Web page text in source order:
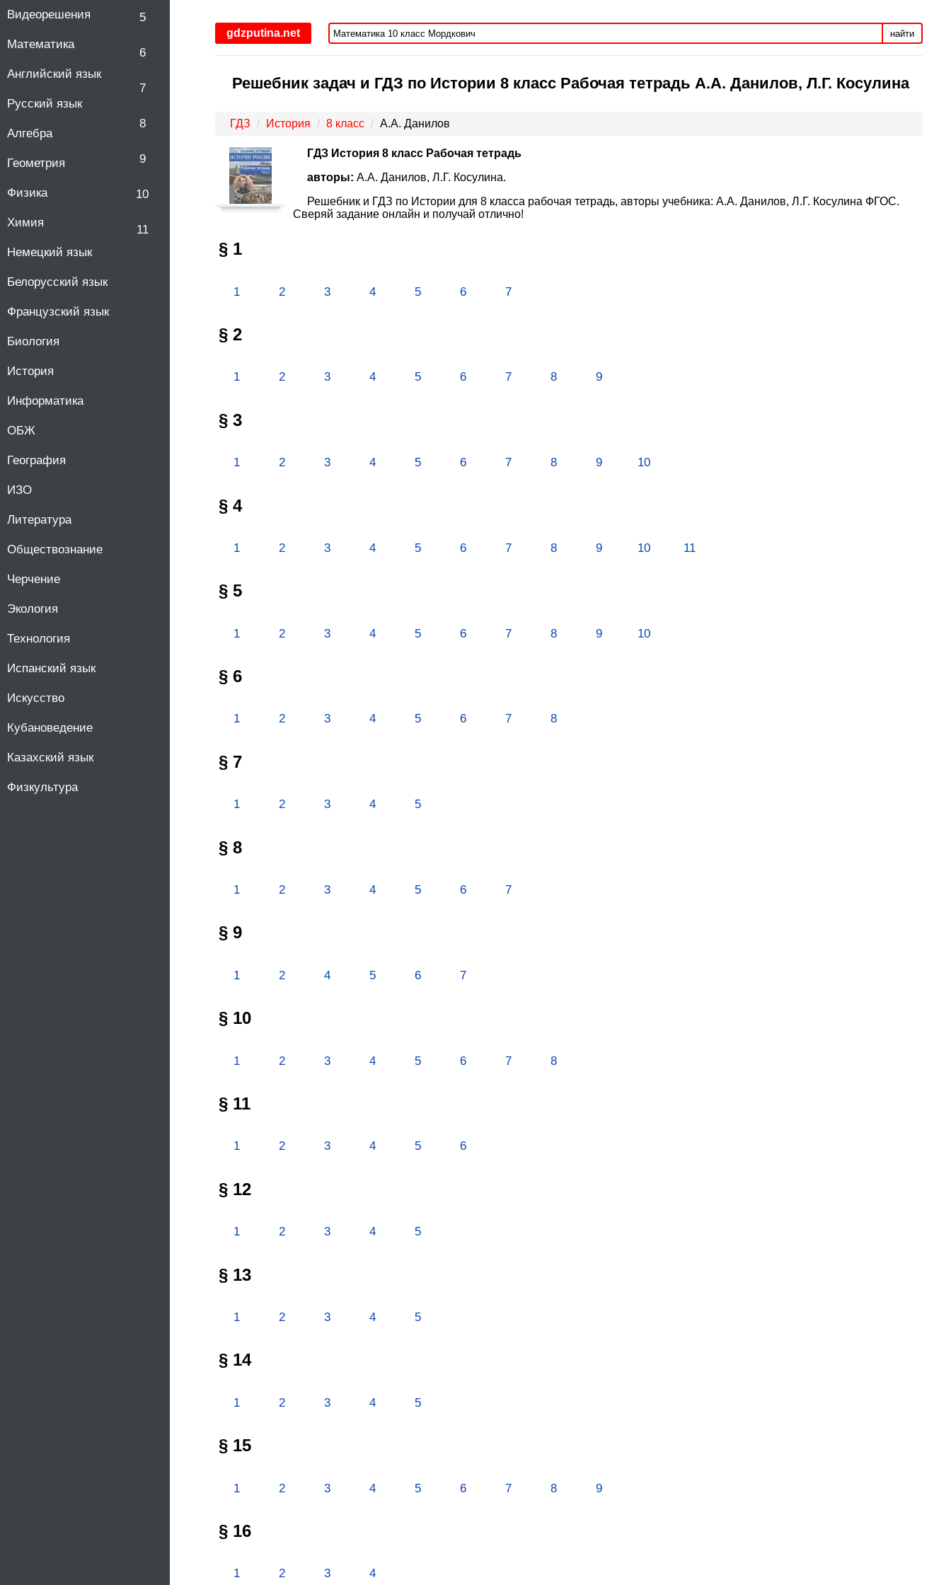
Видеорешения
Математика
Английский язык
Русский язык
Алгебра
Геометрия
Физика
Химия
Немецкий язык
Белорусский язык
Французский язык
Биология
История
Информатика
ОБЖ
География
ИЗО
Литература
Обществознание
Черчение
Экология
Технология
Испанский язык
Искусство
Кубановедение
Казахский язык
Физкультура
5
6
7
8
9
10
11
gdzputina.net найти
Решебник задач и ГДЗ по Истории 8 класс Рабочая тетрадь А.А. Данилов, Л.Г. Косулина
ГДЗ История 8 класс А.А. Данилов
ГДЗ История 8 класс Рабочая тетрадь
авторы: А.А. Данилов, Л.Г. Косулина.
Решебник и ГДЗ по Истории для 8 класса рабочая тетрадь, авторы учебника: А.А. Данилов, Л.Г. Косулина ФГОС.
Сверяй задание онлайн и получай отлично!
§ 1
1 2 3 4 5 6 7
§ 2
1 2 3 4 5 6 7 8 9
§ 3
1 2 3 4 5 6 7 8 9 10
§ 4
1 2 3 4 5 6 7 8 9 10 11
§ 5
1 2 3 4 5 6 7 8 9 10
§ 6
1 2 3 4 5 6 7 8
§ 7
1 2 3 4 5
§ 8
1 2 3 4 5 6 7
§ 9
1 2 4 5 6 7
§ 10
1 2 3 4 5 6 7 8
§ 11
1 2 3 4 5 6
§ 12
1 2 3 4 5
§ 13
1 2 3 4 5
§ 14
1 2 3 4 5
§ 15
1 2 3 4 5 6 7 8 9
§ 16
1 2 3 4